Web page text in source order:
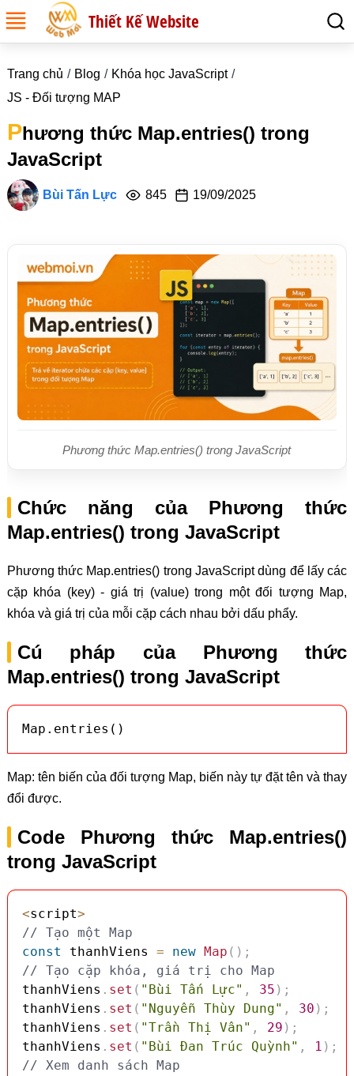
Thiết Kế Website
Trang chủ Blog
Khóa học JavaScript
JS - Đối tượng MAP
Phương thức Map.entries() trong
JavaScript
Bùi Tấn Lực 845 19/09/2025
Phương thức Map.entries() trong JavaScript
Chức năng của Phương thức
Map.entries() trong JavaScript
Phương thức Map.entries() trong JavaScript dùng để lấy các
cặp khóa (key) - giá trị (value) trong một đối tượng Map,
khóa và giá trị của mỗi cặp cách nhau bởi dấu phẩy.
Cú pháp của Phương thức
Map.entries() trong JavaScript
Map.entries()
Map: tên biến của đối tượng Map, biến này tự đặt tên và thay
đổi được.
Code Phương thức Map.entries()
trong JavaScript
<script>
// Tạo một Map
const
thanhViens = new Map ( ) ;
// Tạo cặp khóa, giá trị cho Map
thanhViens . set ( "Bùi Tấn Lực" , 35 ) ;
thanhViens . set ( "Nguyễn Thùy Dung" , 30 ) ;
thanhViens . set ( "Trần Thị Vân" , 29 ) ;
thanhViens . set ( "Bùi Đan Trúc Quỳnh" , 1 ) ;
// Xem danh sách Map